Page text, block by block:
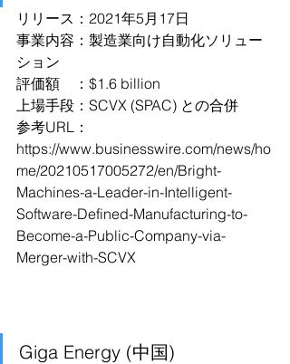
リリース：2021年5月17日
事業内容：製造業向け自動化ソリュー
ション
評価額　：$1.6 billion
上場手段：SCVX (SPAC) との合併
参考URL：
https://www.businesswire.com/news/ho
me/20210517005272/en/Bright-
Machines-a-Leader-in-Intelligent-
Software-Defined-Manufacturing-to-
Become-a-Public-Company-via-
Merger-with-SCVX
Giga Energy (中国)